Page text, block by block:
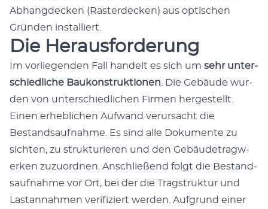
Abhangdeck­en (Ras­ter­deck­en) aus optis­chen
Grün­den instal­liert.
Die Herausforderung
Im vor­liegen­den Fall han­delt es sich um sehr unter­
schiedliche Baukon­struk­tio­nen . Die Gebäude wur­
den von unter­schiedlichen Fir­men hergestellt.
Einen erhe­blichen Aufwand verur­sacht die
Bestand­sauf­nahme. Es sind alle Doku­mente zu
sicht­en, zu struk­turi­eren und den Gebäude­trag­w­
erken zuzuord­nen. Anschließend fol­gt die Bestand­
sauf­nahme vor Ort, bei der die Tragstruk­tur und
Las­tan­nah­men ver­i­fiziert wer­den. Auf­grund ein­er